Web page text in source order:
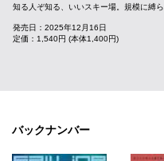
知る人ぞ知る、いいスキー場。規模に縛
発売日：2025年12月16日
定価：1,540円 (本体1,400円)
バックナンバー